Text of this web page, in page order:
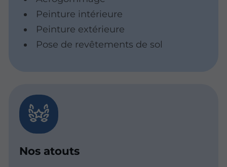
Peinture intérieure
Peinture extérieure
Pose de revêtements de sol
Nos atouts